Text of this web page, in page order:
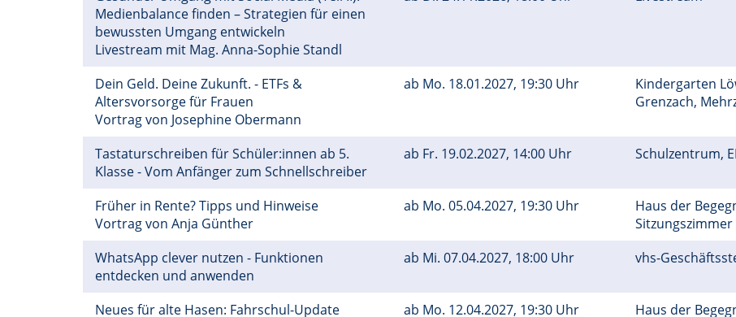
Medienbalance finden – Strategien für einen
bewussten Umgang entwickeln
Livestream mit Mag. Anna-Sophie Standl
Dein Geld. Deine Zukunft. - ETFs &
Altersvorsorge für Frauen
Vortrag von Josephine Obermann
ab Mo. 18.01.2027, 19:30 Uhr
Kindergarten
Grenzach,
Tastaturschreiben für Schüler:innen ab 5.
Klasse - Vom Anfänger zum Schnellschreiber
ab Fr. 19.02.2027, 14:00 Uhr Schulzentrum,
Früher in Rente? Tipps und Hinweise
Vortrag von Anja Günther
ab Mo. 05.04.2027, 19:30 Uhr
Haus der
Sitzungszimmer
WhatsApp clever nutzen - Funktionen
entdecken und anwenden
ab Mi. 07.04.2027, 18:00 Uhr vhs-
Neues für alte Hasen: Fahrschul-Update ab Mo. 12.04.2027, 19:30 Uhr Haus der